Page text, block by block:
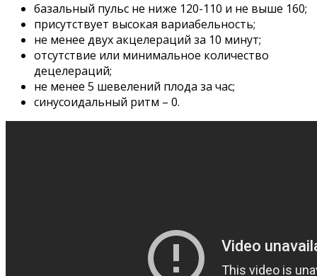
базальный пульс не ниже 120-110 и не выше 160;
присутствует высокая вариабельность;
не менее двух акцелераций за 10 минут;
отсутствие или минимальное количество
децелераций;
не менее 5 шевелений плода за час;
синусоидальный ритм – 0.